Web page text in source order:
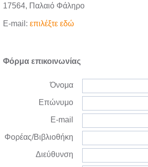
17564, Παλαιό Φάληρο
E-mail: επιλέξτε εδώ
Φόρμα επικοινωνίας
Όνομα
Επώνυμο
E-mail
Φορέας/Βιβλιοθήκη
Διεύθυνση